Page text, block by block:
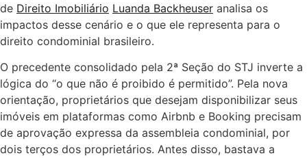
de Direito Imobiliário Luanda Backheuser analisa os
impactos desse cenário e o que ele representa para o
direito condominial brasileiro.
O precedente consolidado pela 2ª Seção do STJ inverte a
lógica do “o que não é proibido é permitido”. Pela nova
orientação, proprietários que desejam disponibilizar seus
imóveis em plataformas como Airbnb e Booking precisam
de aprovação expressa da assembleia condominial, por
dois terços dos proprietários. Antes disso, bastava a